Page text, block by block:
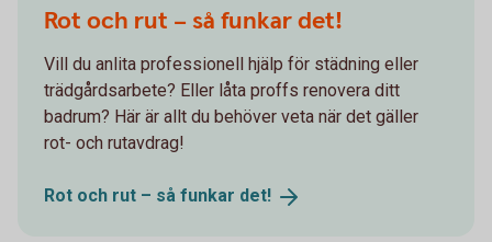
Rot och rut – så funkar det!
Vill du anlita professionell hjälp för städning eller
trädgårdsarbete? Eller låta proffs renovera ditt
badrum? Här är allt du behöver veta när det gäller
rot- och rutavdrag!
Rot och rut – så funkar det!